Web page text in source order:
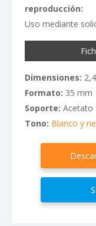
reproducción:
Uso mediante
Dimensiones:
Formato: 35 mm
Soporte: Acetato
Tono: Blanco y